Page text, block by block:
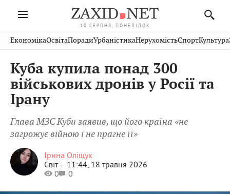
10 СЕРПНЯ, ПОНЕДІЛОК
Івано-
Франківськ
Волинь
Закарпаття
Рівне
Чернівці
Стрий
Хмельницький
Вінниця
Публікації
Авто СловкоКультура
Кіно Дім Спорт
Фото ОсвітаНерухомість
Домашні
ЕкономікаОсвітаПорадиУрбаністикаНерухомістьСпортКультура
Куба купила понад 300
військових дронів у Росії та
Ірану
Глава МЗС Куби заявив, що його країна «не
загрожує війною і не прагне її»
Ірина Оліщук
Світ —11:44, 18 травня 2026
0
0